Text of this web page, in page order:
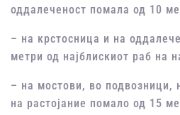
оддалеченост помала од 10
– на крстосница и на
метри од најблискиот раб на
– на мостови, во подвозници,
на растојание помало од 15